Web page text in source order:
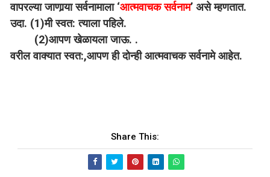
वापरल्या जाणार्‍या सर्वनामाला ‘आत्मवाचक सर्वनाम’ असे म्हणतात.
उदा. (1)मी स्वत: त्याला पहिले.
(2)आपण खेळायला जाऊ. .
वरील वाक्यात स्वत:,आपण ही दोन्ही आत्मवाचक सर्वनामे आहेत.
Share This: